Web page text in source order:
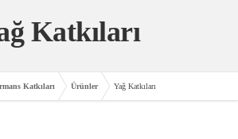
Katkıları
Katkıları Ürünler Yağ Katkıları